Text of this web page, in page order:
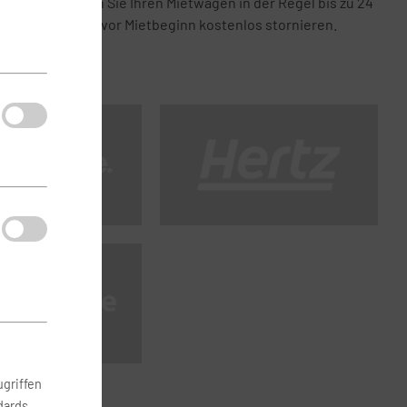
Stunden vor Mietbeginn kostenlos stornieren.